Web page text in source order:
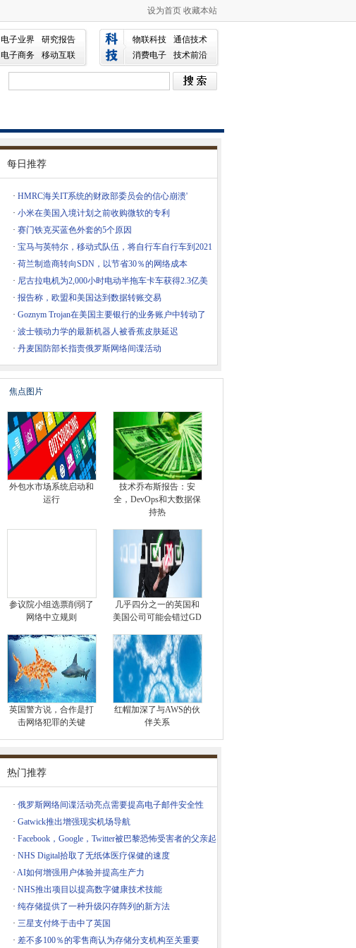
设为首页 收藏本站
电子业界
研究报告
电子商务
移动互联
物联科技
通信技术
消费电子
技术前沿
每日推荐
· HMRC海关IT系统的财政部委员会的信心崩溃'
· 小米在美国入境计划之前收购微软的专利
· 赛门铁克买蓝色外套的5个原因
· 宝马与英特尔，移动式队伍，将自行车自行车到2021
年
· 荷兰制造商转向SDN，以节省30％的网络成本
· 尼古拉电机为2,000小时电动半拖车卡车获得2.3亿美
· 报告称，欧盟和美国达到数据转账交易
· Goznym Trojan在美国主要银行的业务账户中转动了
· 波士顿动力学的最新机器人被香蕉皮肤延迟
· 丹麦国防部长指责俄罗斯网络间谍活动
焦点图片
外包水市场系统启动和
运行
技术乔布斯报告：安
全，DevOps和大数据保
持热
参议院小组选票削弱了
网络中立规则
几乎四分之一的英国和
美国公司可能会错过GD
英国警方说，合作是打
击网络犯罪的关键
红帽加深了与AWS的伙
伴关系
热门推荐
· 俄罗斯网络间谍活动亮点需要提高电子邮件安全性
· Gatwick推出增强现实机场导航
· Facebook，Google，Twitter被巴黎恐怖受害者的父亲起
诉
· NHS Digital拾取了无纸体医疗保健的速度
· AI如何增强用户体验并提高生产力
· NHS推出项目以提高数字健康技术技能
· 纯存储提供了一种升级闪存阵列的新方法
· 三星支付终于击中了英国
· 差不多100％的零售商认为存储分支机构至关重要